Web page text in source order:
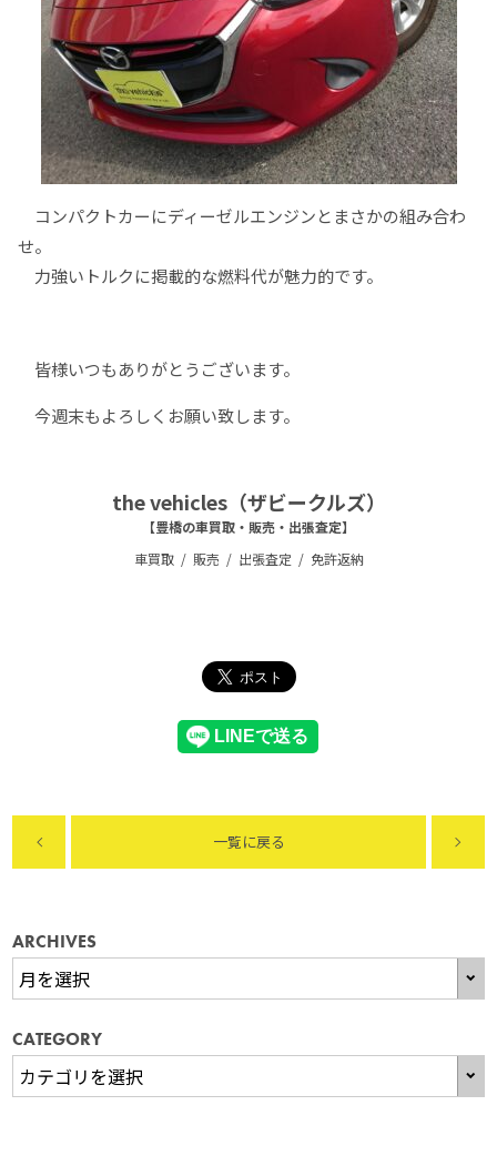
コンパクトカーにディーゼルエンジンとまさかの組み合わ
せ。
力強いトルクに掲載的な燃料代が魅力的です。
皆様いつもありがとうございます。
今週末もよろしくお願い致します。
the vehicles（ザビークルズ）
【豊橋の車買取・販売・出張査定】
車買取
販売 出張査定 免許返納
一覧に戻る
ARCHIVES
CATEGORY